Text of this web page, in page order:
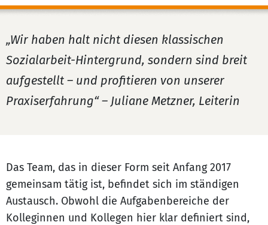
„Wir haben halt nicht diesen klassischen
Sozialarbeit-Hintergrund, sondern sind breit
aufgestellt – und profitieren von unserer
Praxiserfahrung“ – Juliane Metzner, Leiterin
Das Team, das in dieser Form seit Anfang 2017
gemeinsam tätig ist, befindet sich im ständigen
Austausch. Obwohl die Aufgabenbereiche der
Kolleginnen und Kollegen hier klar definiert sind,